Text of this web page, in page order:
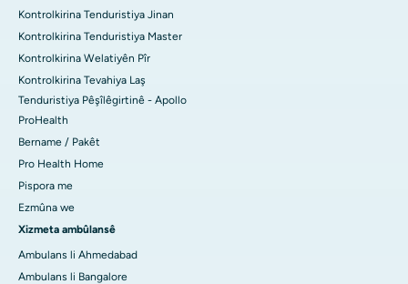
Kontrolkirina Tenduristiya Jinan
Kontrolkirina Tenduristiya Master
Kontrolkirina Welatiyên Pîr
Kontrolkirina Tevahiya Laş
Tenduristiya Pêşîlêgirtinê - Apollo
ProHealth
Bername / Pakêt
Pro Health Home
Pispora me
Ezmûna we
Xizmeta ambûlansê
Ambulans li Ahmedabad
Ambulans li Bangalore